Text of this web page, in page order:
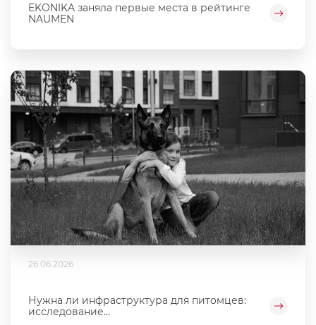
EKONIKA заняла первые места в рейтинге
NAUMEN
26.06.2026
Нужна ли инфраструктура для питомцев:
исследование...